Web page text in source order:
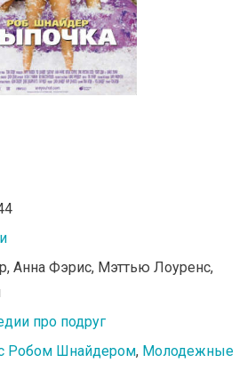
Анна Фэрис, Мэттью Лоуренс,
про подруг
Робом Шнайдером, Молодежные